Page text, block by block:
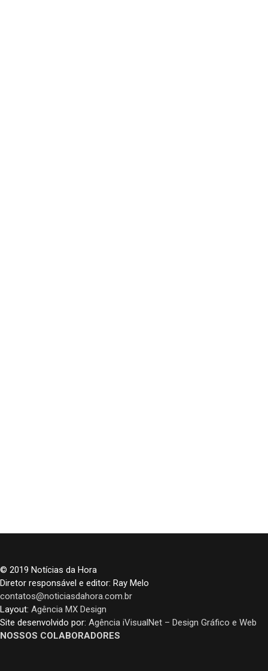
© 2019 Notícias da Hora
Diretor responsável e editor: Ray Melo
contatos@noticiasdahora.com.br
Layout: Agência MX Design
Site desenvolvido por: Agência iVisualNet – Design Gráfico e Web
NOSSOS COLABORADORES